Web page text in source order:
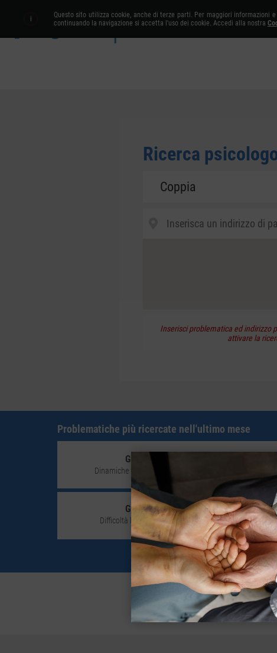
i
Questo sito utilizza cookie, anche di terze parti. Per maggiori informazioni
continuando la navigazione si accetta l'uso dei cookie. Accedi alla nostra
Ricerca
Inserisci problematica ed indirizzo
attivare la
Problematiche più ricercate nell'ultimo mese
Giovane adulto (18-30)
Dinamiche familiari (conflittualità genitori figli)
Giovane adulto (18-30)
Difficoltà legate allambito di studio e lavoro